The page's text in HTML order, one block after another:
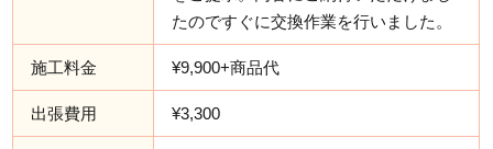
たのですぐに交換作業を行いました。
施工料金 ¥9,900+商品代
出張費用 ¥3,300